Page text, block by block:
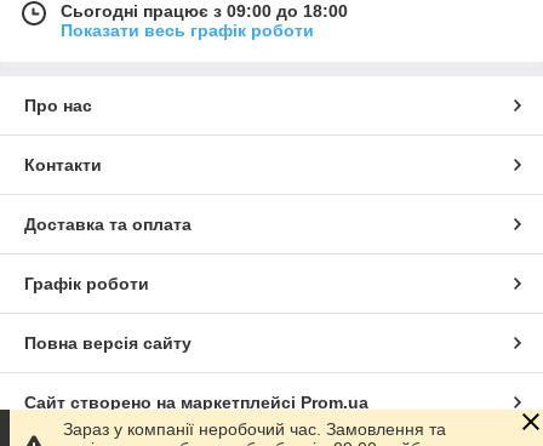
Сьогодні працює з 09:00 до 18:00
Показати весь графік роботи
Про нас
Контакти
Доставка та оплата
Графік роботи
Повна версія сайту
Сайт створено на маркетплейсі Prom.ua
Зараз у компанії неробочий час. Замовлення та